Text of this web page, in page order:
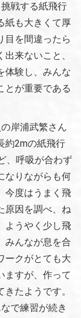
戦する紙飛行
紙も大きくて厚
目を間違ったら
来ないこと、
体験し、みんな
とが重要である
岸浦武繁さん
約2mの紙飛行
、呼吸が合わず
なりながらも何
今度はうまく飛
原因を調べ、ね
ようやく少し飛
みんなが息を合
ークがとても大
ますが、作って
たようです。
で練習が続き